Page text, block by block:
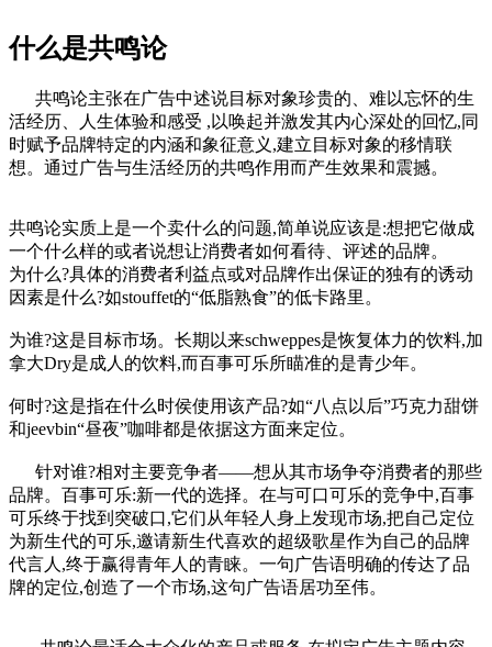
什么是共鸣论
共鸣论主张在广告中述说目标对象珍贵的、难以忘怀的生
活经历、人生体验和感受 ,以唤起并激发其内心深处的回忆,同
时赋予品牌特定的内涵和象征意义,建立目标对象的移情联
想。通过广告与生活经历的共鸣作用而产生效果和震撼。
共鸣论实质上是一个卖什么的问题,简单说应该是:想把它做成
一个什么样的或者说想让消费者如何看待、评述的品牌。
为什么?具体的消费者利益点或对品牌作出保证的独有的诱动
因素是什么?如stouffet的“低脂熟食”的低卡路里。
为谁?这是目标市场。长期以来schweppes是恢复体力的饮料,加
拿大Dry是成人的饮料,而百事可乐所瞄准的是青少年。
何时?这是指在什么时侯使用该产品?如“八点以后”巧克力甜饼
和jeevbin“昼夜”咖啡都是依据这方面来定位。
针对谁?相对主要竞争者——想从其市场争夺消费者的那些
品牌。百事可乐:新一代的选择。在与可口可乐的竞争中,百事
可乐终于找到突破口,它们从年轻人身上发现市场,把自己定位
为新生代的可乐,邀请新生代喜欢的超级歌星作为自己的品牌
代言人,终于赢得青年人的青睐。一句广告语明确的传达了品
牌的定位,创造了一个市场,这句广告语居功至伟。